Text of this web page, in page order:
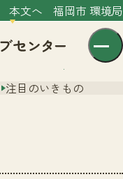
本文へ 福岡市 環境局
注目のいきもの